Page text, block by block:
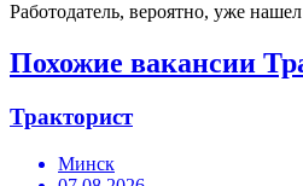
Работодатель, вероятно, уже
Похожие вакансии
Тракторист
Минск